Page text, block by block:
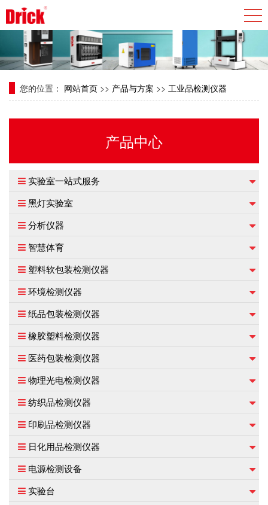
您的位置： 网站首页 >> 产品与方案 >> 工业品检测仪器
产品中心
实验室一站式服务
黑灯实验室
分析仪器
智慧体育
塑料软包装检测仪器
环境检测仪器
纸品包装检测仪器
橡胶塑料检测仪器
医药包装检测仪器
物理光电检测仪器
纺织品检测仪器
印刷品检测仪器
日化用品检测仪器
电源检测设备
实验台